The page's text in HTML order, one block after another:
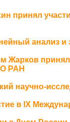
принял
анализ
принял
РАН
в IX